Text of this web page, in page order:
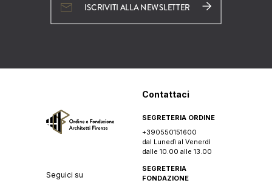
ISCRIVITI ALLA NEWSLETTER
Seguici su
Contattaci
SEGRETERIA ORDINE
+390550151600
dal Lunedì al Venerdì
dalle 10.00 alle 13.00
SEGRETERIA
FONDAZIONE